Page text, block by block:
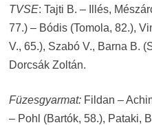
TVSE: Tajti B. – Illés,
77.) – Bódis (Tomola, 82.),
V., 65.), Szabó V., Barna B.
Dorcsák Zoltán.
Füzesgyarmat:Fildan –
– Pohl (Bartók, 58.), Pataki,